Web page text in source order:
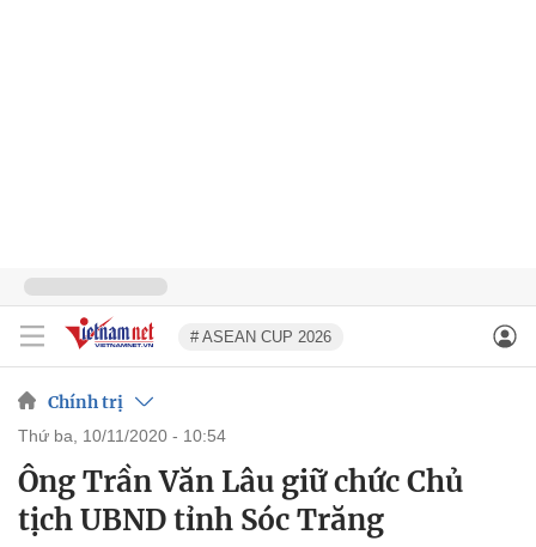
# ASEAN CUP 2026
Chính trị
thứ ba, 10/11/2020 - 10:54
Ông Trần Văn Lâu giữ chức Chủ
tịch UBND tỉnh Sóc Trăng